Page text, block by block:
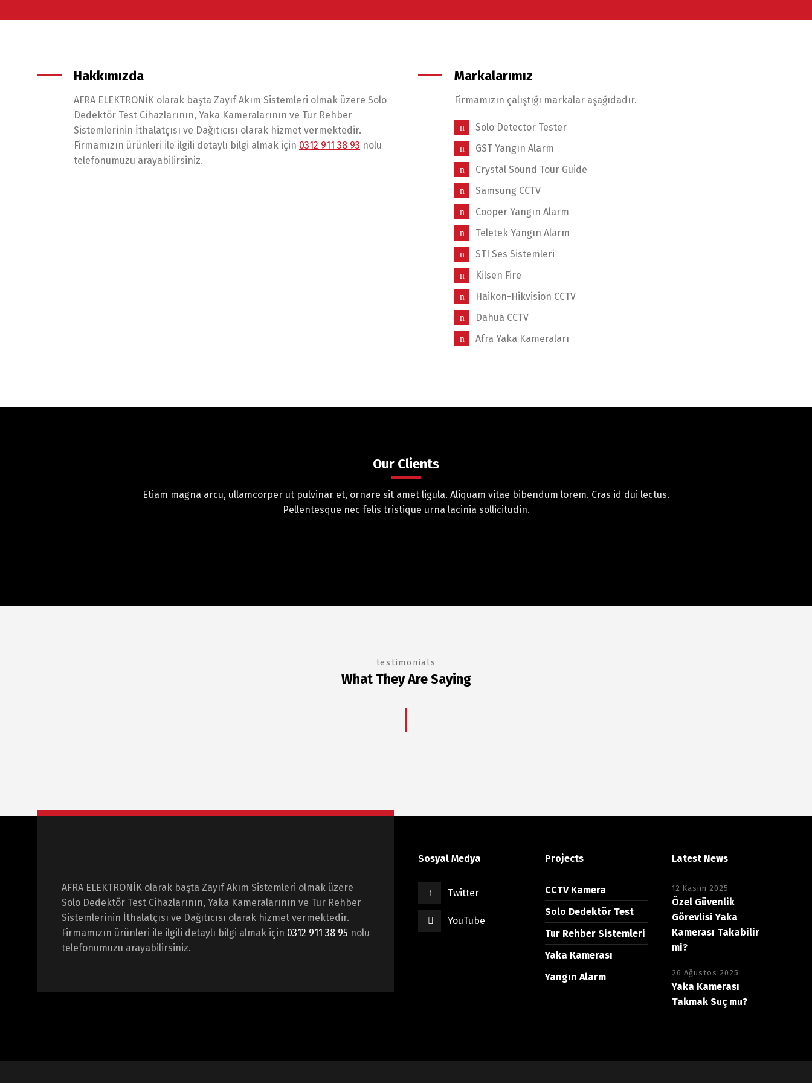
Hakkımızda
AFRA ELEKTRONİK olarak başta Zayıf Akım Sistemleri olmak üzere Solo
Dedektör Test Cihazlarının, Yaka Kameralarının ve Tur Rehber
Sistemlerinin İthalatçısı ve Dağıtıcısı olarak hizmet vermektedir.
Firmamızın ürünleri ile ilgili detaylı bilgi almak için 0312 911 38 93 nolu
telefonumuzu arayabilirsiniz.
Markalarımız
Firmamızın çalıştığı markalar aşağıdadır.
Solo Detector Tester
GST Yangın Alarm
Crystal Sound Tour Guide
Samsung CCTV
Cooper Yangın Alarm
Teletek Yangın Alarm
STI Ses Sistemleri
Kilsen Fire
Haikon-Hikvision CCTV
Dahua CCTV
Afra Yaka Kameraları
Our Clients
Etiam magna arcu, ullamcorper ut pulvinar et, ornare sit amet ligula. Aliquam vitae bibendum lorem. Cras id dui lectus.
Pellentesque nec felis tristique urna lacinia sollicitudin.
testimonials
What They Are Saying
AFRA ELEKTRONİK olarak başta Zayıf Akım Sistemleri olmak üzere
Solo Dedektör Test Cihazlarının, Yaka Kameralarının ve Tur Rehber
Sistemlerinin İthalatçısı ve Dağıtıcısı olarak hizmet vermektedir.
Firmamızın ürünleri ile ilgili detaylı bilgi almak için 0312 911 38 95 nolu
telefonumuzu arayabilirsiniz.
Sosyal Medya
Twitter
YouTube
Projects
CCTV Kamera
Solo Dedektör Test
Tur Rehber Sistemleri
Yaka Kamerası
Yangın Alarm
Latest News
12 Kasım 2025
Özel Güvenlik
Görevlisi Yaka
Kamerası Takabilir
mi?
26 Ağustos 2025
Yaka Kamerası
Takmak Suç mu?